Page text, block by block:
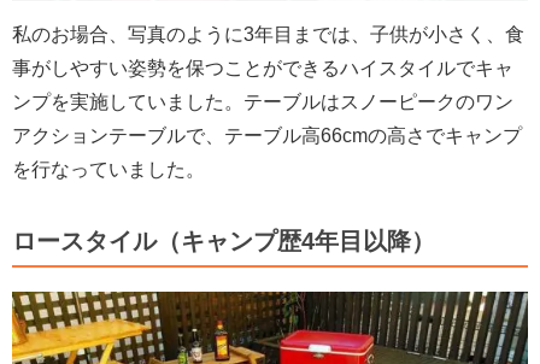
私のお場合、写真のように3年目までは、子供が小さく、食
事がしやすい姿勢を保つことができるハイスタイルでキャ
ンプを実施していました。テーブルはスノーピークのワン
アクションテーブルで、テーブル高66cmの高さでキャンプ
を行なっていました。
ロースタイル（キャンプ歴4年目以降）